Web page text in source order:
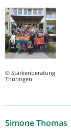
© Stärkenberatung
Thüringen
Simone Thomas